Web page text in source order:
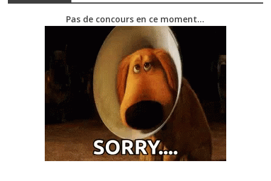
Pas de concours en ce moment…